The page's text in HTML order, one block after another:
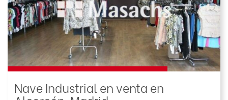
Nave Industrial en venta en